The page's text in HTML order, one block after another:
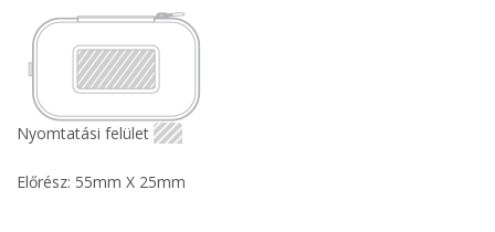
Nyomtatási felület
Előrész: 55mm X 25mm